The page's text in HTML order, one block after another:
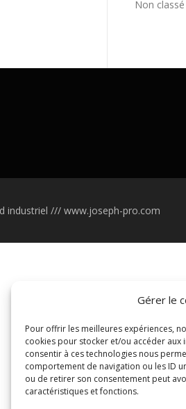
Gérer le
Pour offrir les meilleures expériences,
cookies pour stocker et/ou accéder
consentir à ces technologies nous
comportement de navigation ou les ID
ou de retirer son consentement peut
caractéristiques et fonctions.
Non classé
industriel /// www.joseph-pro.com